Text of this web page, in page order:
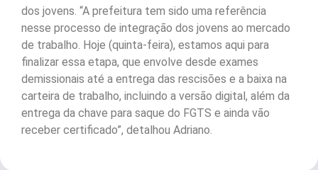
dos jovens. “A prefeitura tem sido uma referência
nesse processo de integração dos jovens ao mercado
de trabalho. Hoje (quinta-feira), estamos aqui para
finalizar essa etapa, que envolve desde exames
demissionais até a entrega das rescisões e a baixa na
carteira de trabalho, incluindo a versão digital, além da
entrega da chave para saque do FGTS e ainda vão
receber certificado”, detalhou Adriano.